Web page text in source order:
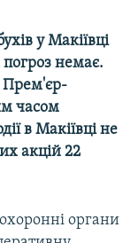
у Макіївці
погроз немає.
Прем'єр-
часом
в Макіївці не
акцій 22
органи